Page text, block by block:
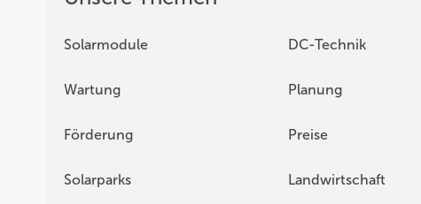
Solarmodule DC-Technik
Wartung Planung
Förderung Preise
Solarparks Landwirtschaft